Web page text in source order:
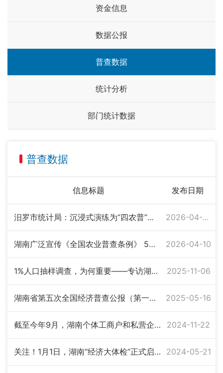
资金信息
数据公报
普查数据
统计分析
部门统计数据
普查数据
信息标题 发布日期
汨罗市统计局：沉浸式演练为“四农普”试点注入实战动能 2026-04-27
湖南广泛宣传《全国农业普查条例》 5月1日起正式施行 2026-04-10
1%人口抽样调查，为何重要​——专访湖南省统计局副局长李跃辉 2025-11-06
湖南省第五次全国经济普查公报（第一号） 2025-05-16
截至今年9月，湖南个体工商户和私营企业超714万户 2024-11-22
关注！1月1日，湖南“经济大体检”正式启动 2024-05-21